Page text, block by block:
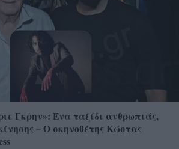
Γκρην»: Ένα ταξίδι ανθρωπιάς,
– Ο σκηνοθέτης Κώστας